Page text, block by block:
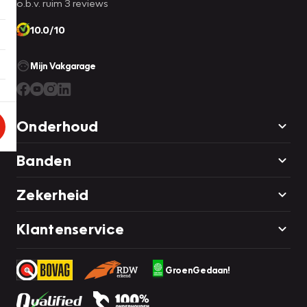
o.b.v. ruim 3 reviews
10.0/10
Mijn Vakgarage
Onderhoud
Banden
Zekerheid
Klantenservice
GroenGedaan!